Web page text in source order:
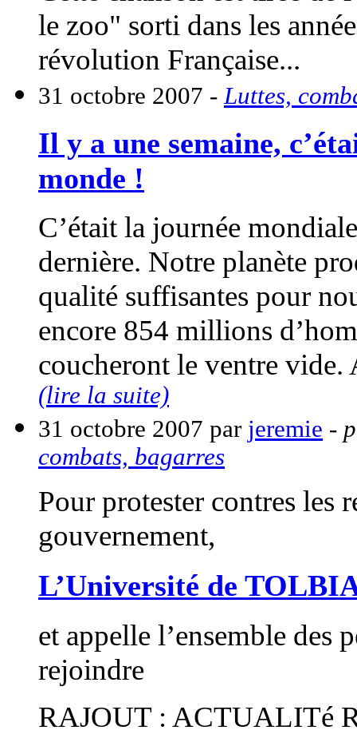
le zoo" sorti dans les
révolution Française...
31 octobre 2007 -Luttes,
Il y a une semaine,
monde !
C’était la journée
dernière. Notre planète
qualité suffisantes pour
encore 854 millions
coucheront le ventre
(lire la suite)
31 octobre 2007 par jeremie -
combats, bagarres
Pour protester contres les
gouvernement,
L’Université de
et appelle l’ensemble des
rejoindre
RAJOUT : ACTUALITé